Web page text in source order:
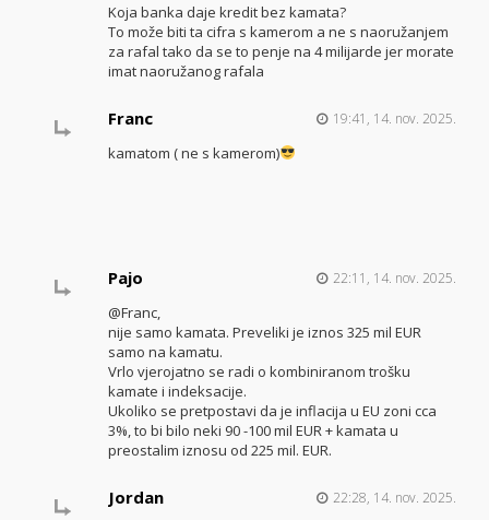
Koja banka daje kredit bez kamata?
To može biti ta cifra s kamerom a ne s naoružanjem
za rafal tako da se to penje na 4 milijarde jer morate
imat naoružanog rafala
Franc 19:41, 14. nov. 2025.
kamatom ( ne s kamerom)
Pajo 22:11, 14. nov. 2025.
@Franc,
nije samo kamata. Preveliki je iznos 325 mil EUR
samo na kamatu.
Vrlo vjerojatno se radi o kombiniranom trošku
kamate i indeksacije.
Ukoliko se pretpostavi da je inflacija u EU zoni cca
3%, to bi bilo neki 90 -100 mil EUR + kamata u
preostalim iznosu od 225 mil. EUR.
Jordan 22:28, 14. nov. 2025.